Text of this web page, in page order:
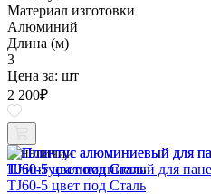
Материал изготовки
Алюминий
Длина (м)
3
Цена за: шт
2 200₽
В наличии
Плинтус алюминиевый для
TJ60-5 цвет под Сталь